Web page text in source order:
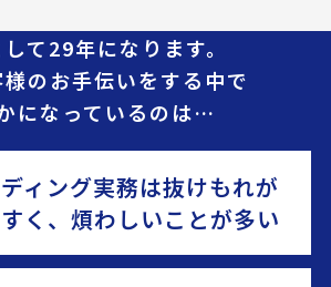
て29年になります。
のお手伝いをする中で
になっているのは…
ィング実務は抜けもれが
く、煩わしいことが多い